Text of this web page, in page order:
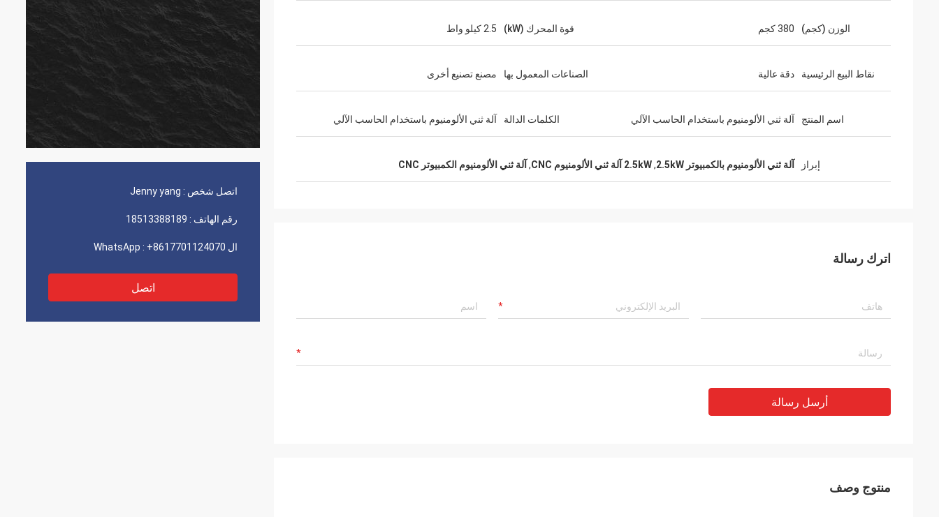
اتصل شخص : Jenny yang
رقم الهاتف : 18513388189
ال WhatsApp : +8617701124070
اتصل
الوزن (كجم) 380 كجم قوة المحرك (kW) 2.5 كيلو واط
نقاط البيع الرئيسية دقة عالية الصناعات المعمول بها مصنع تصنيع أخرى
اسم المنتج آلة ثني الألومنيوم باستخدام الحاسب الآلي الكلمات الدالة آلة ثني الألومنيوم باستخدام الحاسب الآلي
إبراز آلة ثني الألومنيوم بالكمبيوتر 2.5kW ,2.5kW آلة ثني الألومنيوم CNC , آلة ثني الألومنيوم الكمبيوتر CNC
اترك رسالة
أرسل رسالة
منتوج وصف